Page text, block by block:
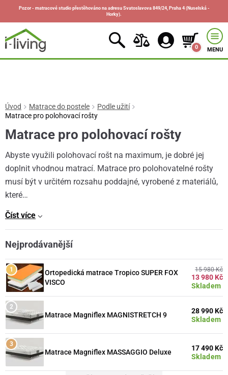
Pozor - matracové studio přestěhováno na adresu Svatoslavova 849/24, Praha 4 (Nuselská -
Horky).
0 MENU
Úvod Matrace do postele
Podle užití
Matrace pro polohovací rošty
Matrace pro polohovací rošty
Abyste využili polohovací rošt na maximum, je dobré jej
doplnit vhodnou matrací. Matrace pro polohovatelné rošty
musí být v určitém rozsahu poddajné, vyrobené z materiálů,
které…
Číst více
Nejprodávanější
Ortopedická matrace Tropico SUPER FOX
VISCO
Skladem
15 980 Kč
13 980 Kč
Matrace Magniflex MAGNISTRETCH 9
Skladem
28 990 Kč
Matrace Magniflex MASSAGGIO Deluxe
Skladem
17 490 Kč